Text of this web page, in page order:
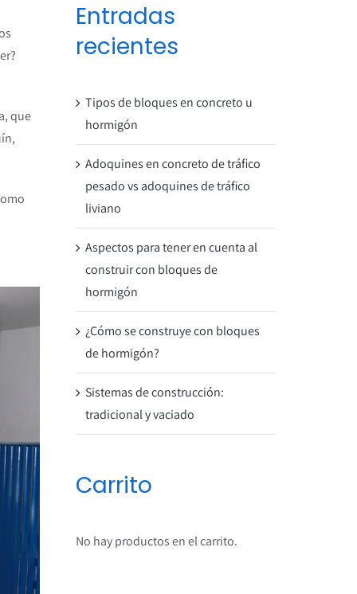
que
Entradas
recientes
Tipos de bloques en concreto u
hormigón
Adoquines en concreto de tráfico
pesado vs adoquines de tráfico
liviano
Aspectos para tener en cuenta al
construir con bloques de
hormigón
¿Cómo se construye con bloques
de hormigón?
Sistemas de construcción:
tradicional y vaciado
Carrito
No hay productos en el carrito.